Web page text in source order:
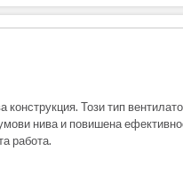
Този тип
нива и повишена
работа.